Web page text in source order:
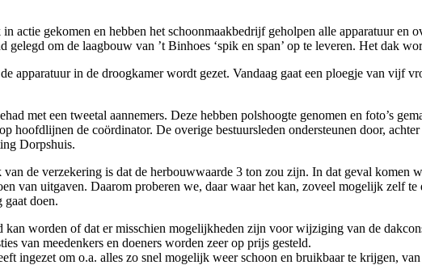
gekomen en hebben het schoonmaakbedrijf geholpen alle apparatuur en
om de laagbouw van ’t Binhoes ‘spik en span’ op te leveren. Het dak
apparatuur in de droogkamer wordt gezet. Vandaag gaat een ploegje van vijf
met een tweetal aannemers. Deze hebben polshoogte genomen en foto’s
hoofdlijnen de coördinator. De overige bestuursleden ondersteunen door,
Dorpshuis.
de verzekering is dat de herbouwwaarde 3 ton zou zijn. In dat geval komen
van uitgaven. Daarom proberen we, daar waar het kan, zoveel mogelijk zelf
gaat doen.
worden of dat er misschien mogelijkheden zijn voor wijziging van de
van meedenkers en doeners worden zeer op prijs gesteld.
ingezet om o.a. alles zo snel mogelijk weer schoon en bruikbaar te krijgen,